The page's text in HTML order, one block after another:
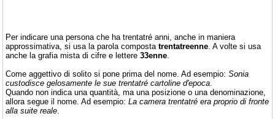
Per indicare una persona che ha trentatré anni, anche in maniera
approssimativa, si usa la parola composta trentatreenne . A volte si usa
anche la grafia mista di cifre e lettere 33enne
Come aggettivo di solito si pone prima del nome. Ad esempio: Sonia
custodisce gelosamente le sue trentatré cartoline d'epoca
Quando non indica una quantità, ma una posizione o una denominazione,
allora segue il nome. Ad esempio: La camera trentatré era proprio di fronte
alla suite reale